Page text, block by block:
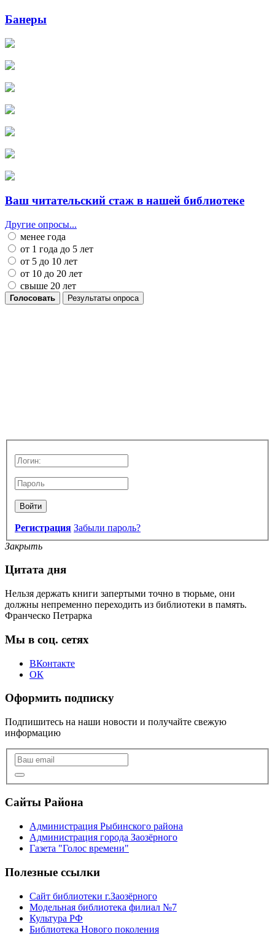
Банеры
Ваш читательский стаж в нашей библиотеке
Другие опросы...
менее года
от 1 года до 5 лет
от 5 до 10 лет
от 10 до 20 лет
свыше 20 лет
Голосовать Результаты опроса
Войти
Регистрация Забыли пароль?
Закрыть
Цитата дня
Нельзя держать книги запертыми точно в тюрьме, они
должны непременно переходить из библиотеки в память.
Франческо Петрарка
Мы в соц. сетях
ВКонтакте
ОК
Оформить подписку
Подпишитесь на наши новости и получайте свежую
информацию
Сайты Района
Администрация Рыбинского района
Администрация города Заозёрного
Газета "Голос времени"
Полезные ссылки
Сайт библиотеки г.Заозёрного
Модельная библиотека филиал №7
Культура РФ
Библиотека Нового поколения